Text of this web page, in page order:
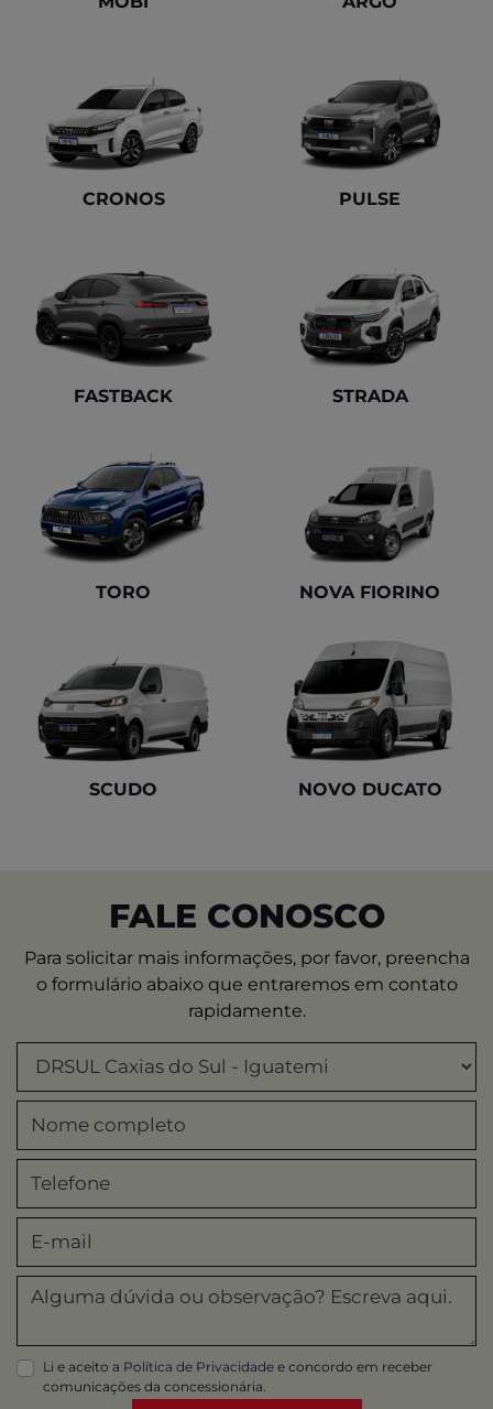
CRONOS PULSE
FASTBACK STRADA
TORO NOVA FIORINO
SCUDO NOVO DUCATO
FALE CONOSCO
Para solicitar mais informações, por favor, preencha
o formulário abaixo que entraremos em contato
rapidamente.
Li e aceito a Política de Privacidade e concordo em receber
comunicações da concessionária.